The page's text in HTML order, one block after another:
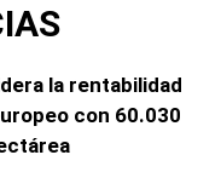
la rentabilidad
con 60.030